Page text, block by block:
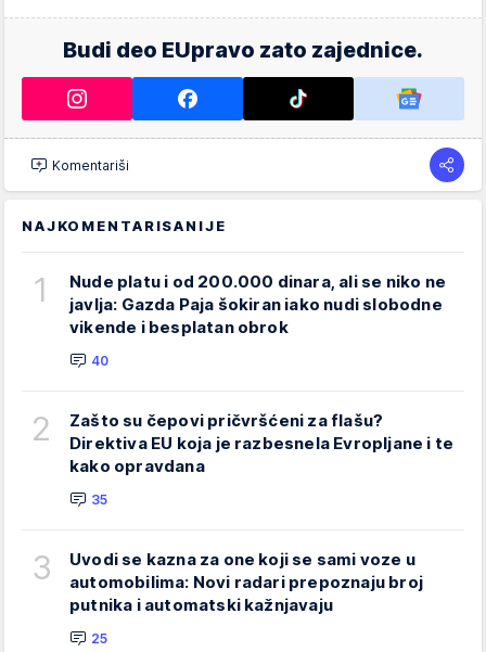
Budi deo EUpravo zato zajednice.
Komentariši
NAJKOMENTARISANIJE
1
Nude platu i od 200.000 dinara, ali se niko ne
javlja: Gazda Paja šokiran iako nudi slobodne
vikende i besplatan obrok
40
2
Zašto su čepovi pričvršćeni za flašu?
Direktiva EU koja je razbesnela Evropljane i te
kako opravdana
35
3
Uvodi se kazna za one koji se sami voze u
automobilima: Novi radari prepoznaju broj
putnika i automatski kažnjavaju
25